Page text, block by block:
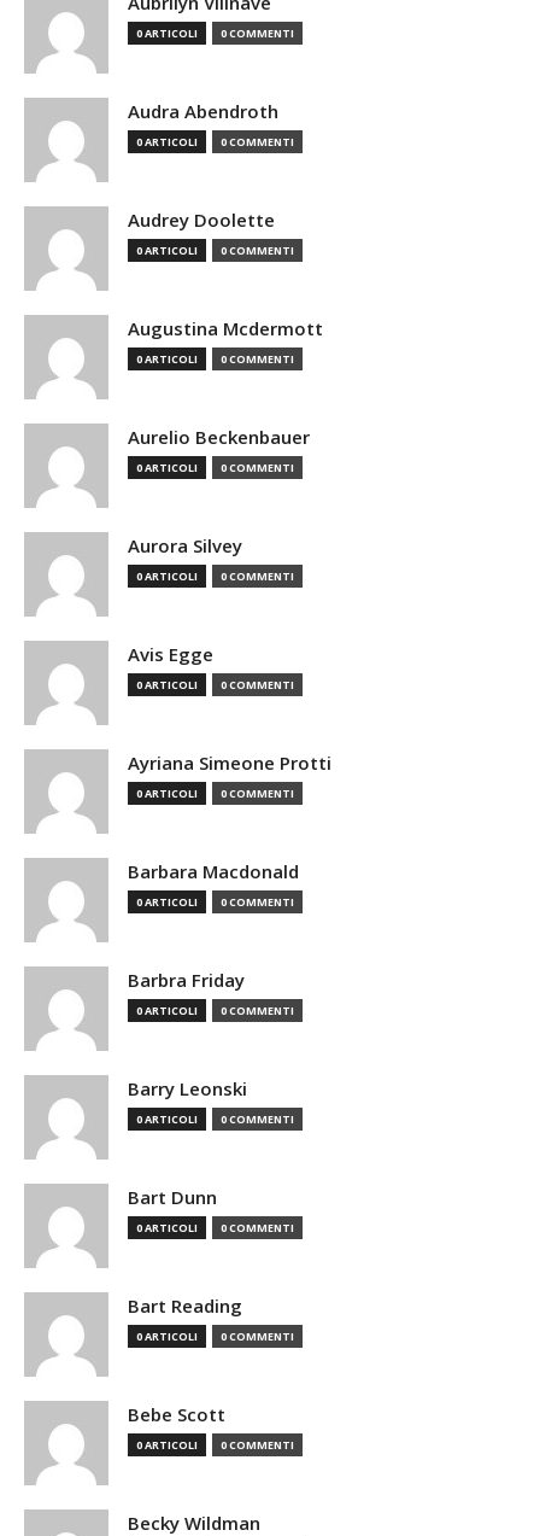
0 ARTICOLI 0 COMMENTI
Audra Abendroth
0 ARTICOLI 0 COMMENTI
Audrey Doolette
0 ARTICOLI 0 COMMENTI
Augustina Mcdermott
0 ARTICOLI 0 COMMENTI
Aurelio Beckenbauer
0 ARTICOLI 0 COMMENTI
Aurora Silvey
0 ARTICOLI 0 COMMENTI
Avis Egge
0 ARTICOLI 0 COMMENTI
Ayriana Simeone Protti
0 ARTICOLI 0 COMMENTI
Barbara Macdonald
0 ARTICOLI 0 COMMENTI
Barbra Friday
0 ARTICOLI 0 COMMENTI
Barry Leonski
0 ARTICOLI 0 COMMENTI
Bart Dunn
0 ARTICOLI 0 COMMENTI
Bart Reading
0 ARTICOLI 0 COMMENTI
Bebe Scott
0 ARTICOLI 0 COMMENTI
Becky Wildman